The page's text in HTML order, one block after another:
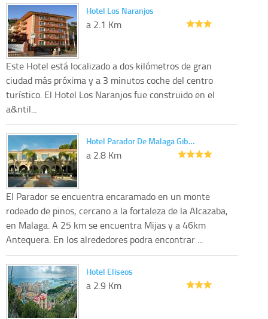
Hotel Los Naranjos
a 2.1 Km
Este Hotel está localizado a dos kilómetros de gran
ciudad más próxima y a 3 minutos coche del centro
turístico. El Hotel Los Naranjos fue construido en el
a&ntil...
Hotel Parador De Malaga Gib…
a 2.8 Km
El Parador se encuentra encaramado en un monte
rodeado de pinos, cercano a la fortaleza de la Alcazaba,
en Malaga. A 25 km se encuentra Mijas y a 46km
Antequera. En los alrededores podra encontrar ...
Hotel Eliseos
a 2.9 Km